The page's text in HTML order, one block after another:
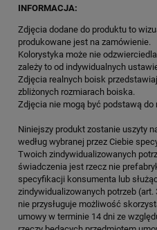
INFORMACJA:
Zdjęcia dodane do produktu to
produkowane jest na zamówienie.
Kolorystyka może nie
zależy to od indywidualnych
Zdjęcia realnych boisk
zbliżonych rozmiarach boiska.
Zdjęcia nie mogą być podstawą do
Niniejszy produkt zostanie uszyty
według wybranej przez Ciebie
Twoich zindywidualizowanych
świadczenia jest rzecz nie
specyfikacji konsumenta lub
zindywidualizowanych potrzeb
nie przysługuje możliwość
umowy w terminie 14 dni ze